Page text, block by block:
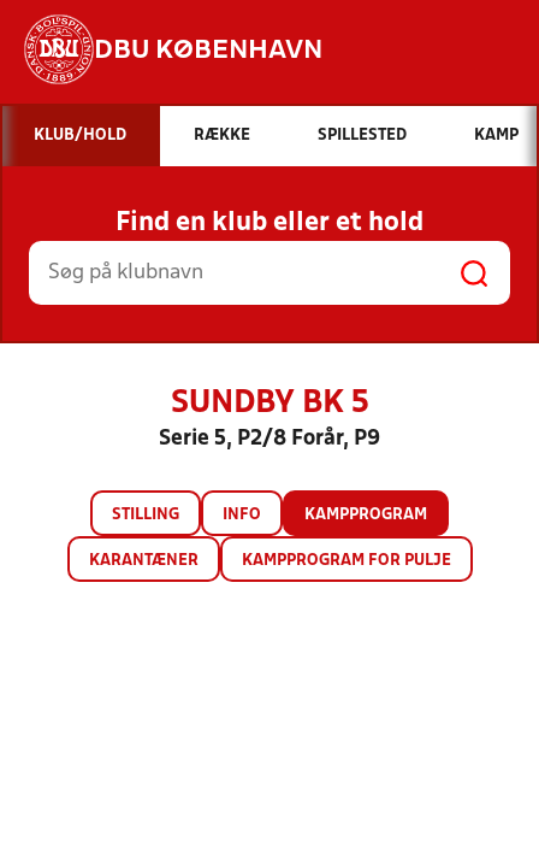
DBU KØBENHAVN
Hvad vil du søge efter?
INDHOLD OG NYHEDER
STILLINGER, RESULTATER, KLUBBER OG
HOLD
KLUB/HOLD RÆKKE SPILLESTED KAMP
Find en klub eller et hold
SUNDBY BK 5
Serie 5, P2/8 Forår, P9
STILLING INFO KAMPPROGRAM
KARANTÆNER KAMPPROGRAM FOR PULJE